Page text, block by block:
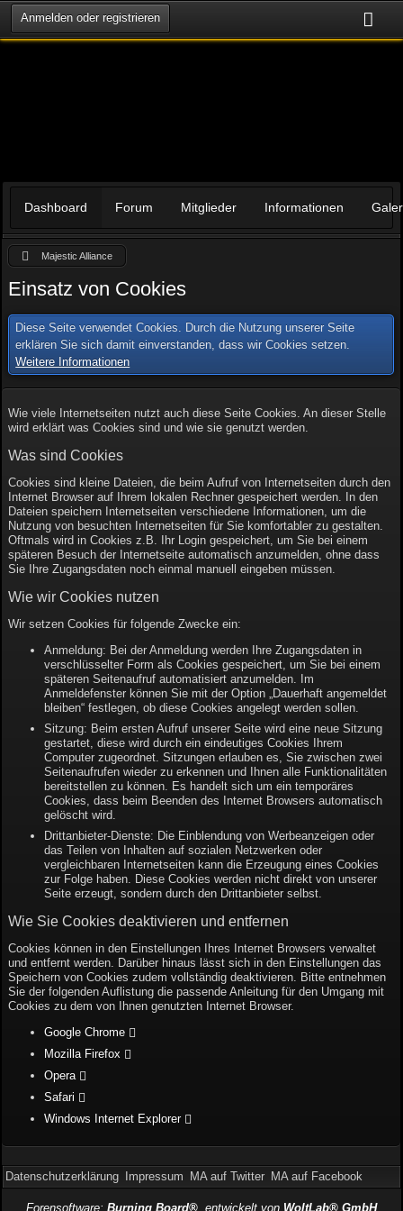
Anmelden oder registrieren
Dashboard Forum Mitglieder Informationen
Majestic Alliance
Einsatz von Cookies
Diese Seite verwendet Cookies. Durch die Nutzung unserer Seite
erklären Sie sich damit einverstanden, dass wir Cookies setzen.
Weitere Informationen
Wie viele Internetseiten nutzt auch diese Seite Cookies. An dieser Stelle
wird erklärt was Cookies sind und wie sie genutzt werden.
Was sind Cookies
Cookies sind kleine Dateien, die beim Aufruf von Internetseiten durch den
Internet Browser auf Ihrem lokalen Rechner gespeichert werden. In den
Dateien speichern Internetseiten verschiedene Informationen, um die
Nutzung von besuchten Internetseiten für Sie komfortabler zu gestalten.
Oftmals wird in Cookies z.B. Ihr Login gespeichert, um Sie bei einem
späteren Besuch der Internetseite automatisch anzumelden, ohne dass
Sie Ihre Zugangsdaten noch einmal manuell eingeben müssen.
Wie wir Cookies nutzen
Wir setzen Cookies für folgende Zwecke ein:
Anmeldung: Bei der Anmeldung werden Ihre Zugangsdaten in
verschlüsselter Form als Cookies gespeichert, um Sie bei einem
späteren Seitenaufruf automatisiert anzumelden. Im
Anmeldefenster können Sie mit der Option „Dauerhaft angemeldet
bleiben“ festlegen, ob diese Cookies angelegt werden sollen.
Sitzung: Beim ersten Aufruf unserer Seite wird eine neue Sitzung
gestartet, diese wird durch ein eindeutiges Cookies Ihrem
Computer zugeordnet. Sitzungen erlauben es, Sie zwischen zwei
Seitenaufrufen wieder zu erkennen und Ihnen alle Funktionalitäten
bereitstellen zu können. Es handelt sich um ein temporäres
Cookies, dass beim Beenden des Internet Browsers automatisch
gelöscht wird.
Drittanbieter-Dienste: Die Einblendung von Werbeanzeigen oder
das Teilen von Inhalten auf sozialen Netzwerken oder
vergleichbaren Internetseiten kann die Erzeugung eines Cookies
zur Folge haben. Diese Cookies werden nicht direkt von unserer
Seite erzeugt, sondern durch den Drittanbieter selbst.
Wie Sie Cookies deaktivieren und entfernen
Cookies können in den Einstellungen Ihres Internet Browsers verwaltet
und entfernt werden. Darüber hinaus lässt sich in den Einstellungen das
Speichern von Cookies zudem vollständig deaktivieren. Bitte entnehmen
Sie der folgenden Auflistung die passende Anleitung für den Umgang mit
Cookies zu dem von Ihnen genutzten Internet Browser.
Google Chrome
Mozilla Firefox
Opera
Safari
Windows Internet Explorer
Datenschutzerklärung Impressum MA auf Twitter MA auf Facebook
Forensoftware: Burning Board®, entwickelt von WoltLab® GmbH